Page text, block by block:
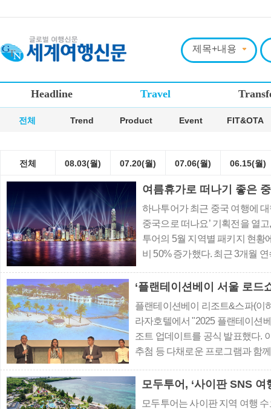
Headline Travel
전체 Trend Product Event FIT&OTA
전체 08.03(월) 07.20(월) 07.06(월) 06.15(월)
여름휴가로 떠나기 좋은
하나투어가 최근 중국 여행에
중국으로 떠나요’ 기획전을 열
투어의 5월 지역별 패키지 현황
비 50% 증가했다. 최근 3개월
가진 취향별 중국 여행지 추천
‘플랜테이션베이 서울 로드
플랜테이션베이 리조트&스파(이
라자호텔에서 "2025 플랜테이션
조트 업데이트를 공식 발표했다.
추첨 등 다채로운 프로그램과 함
행사에는 여행사 및 항공사, 현
리에 진..
모두투어, ‘사이판 SNS 여
모두투어는 사이판 지역 여행